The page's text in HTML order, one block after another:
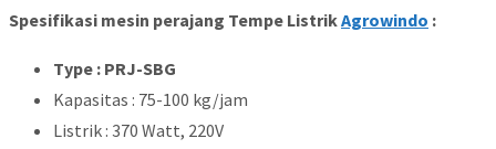
Spesifikasi mesin perajang Tempe ListrikAgrowindo :
Type : PRJ-SBG
Kapasitas : 75-100 kg/jam
Listrik : 370 Watt, 220V